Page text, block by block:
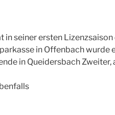
in seiner ersten
in Offenbach wurde
in Queidersbach Zweiter,